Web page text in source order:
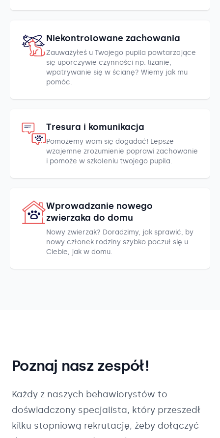
Niekontrolowane zachowania
Zauważyłeś u Twojego pupila powtarzające
się uporczywie czynności np. lizanie,
wpatrywanie się w ścianę? Wiemy jak mu
pomóc.
Tresura i komunikacja
Pomożemy wam się dogadać! Lepsze
wzajemne zrozumienie poprawi zachowanie
i pomoże w szkoleniu twojego pupila.
Wprowadzanie nowego
zwierzaka do domu
Nowy zwierzak? Doradzimy, jak sprawić, by
nowy członek rodziny szybko poczuł się u
Ciebie, jak w domu.
Poznaj nasz zespół!
Każdy z naszych behawiorystów to
doświadczony specjalista, który przeszedł
kilku stopniową rekrutację, żeby dołączyć